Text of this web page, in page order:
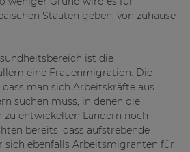
Staaten geben, von zuhause
ist die
eine Frauenmigration. Die
man sich Arbeitskräfte aus
suchen muss, in denen die
entwickelten Ländern noch
bereits, dass aufstrebende
sich ebenfalls Arbeitsmigranten für